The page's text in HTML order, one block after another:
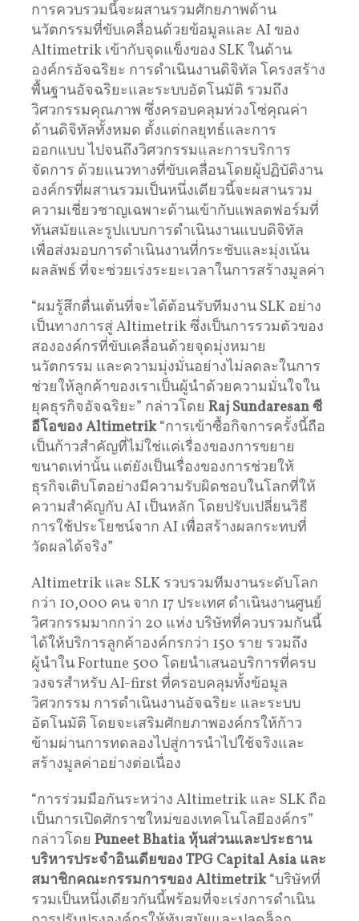
การควบรวมนี้จะผสานรวมศักยภาพด้าน
นวัตกรรมที่ขับเคลื่อนด้วยข้อมูลและ AI ของ
Altimetrik เข้ากับจุดแข็งของ SLK ในด้าน
องค์กรอัจฉริยะ การดำเนินงานดิจิทัล โครงสร้าง
พื้นฐานอัจฉริยะและระบบอัตโนมัติ รวมถึง
วิศวกรรมคุณภาพ ซึ่งครอบคลุมห่วงโซ่คุณค่า
ด้านดิจิทัลทั้งหมด ตั้งแต่กลยุทธ์และการ
ออกแบบ ไปจนถึงวิศวกรรมและการบริการ
จัดการ ด้วยแนวทางที่ขับเคลื่อนโดยผู้ปฏิบัติงาน
องค์กรที่ผสานรวมเป็นหนึ่งเดียวนี้จะผสานรวม
ความเชี่ยวชาญเฉพาะด้านเข้ากับแพลตฟอร์มที่
ทันสมัยและรูปแบบการดำเนินงานแบบดิจิทัล
เพื่อส่งมอบการดำเนินงานที่กระชับและมุ่งเน้น
ผลลัพธ์ ที่จะช่วยเร่งระยะเวลาในการสร้างมูลค่า
“ผมรู้สึกตื่นเต้นที่จะได้ต้อนรับทีมงาน SLK อย่าง
เป็นทางการสู่ Altimetrik ซึ่งเป็นการรวมตัวของ
สององค์กรที่ขับเคลื่อนด้วยจุดมุ่งหมาย
นวัตกรรม และความมุ่งมั่นอย่างไม่ลดละในการ
ช่วยให้ลูกค้าของเราเป็นผู้นำด้วยความมั่นใจใน
ยุคธุรกิจอัจฉริยะ” กล่าวโดย Raj Sundaresanซี
อีโอของAltimetrik“การเข้าซื้อกิจการครั้งนี้ถือ
เป็นก้าวสำคัญที่ไม่ใช่แค่เรื่องของการขยาย
ขนาดเท่านั้น แต่ยังเป็นเรื่องของการช่วยให้
ธุรกิจเติบโตอย่างมีความรับผิดชอบในโลกที่ให้
ความสำคัญกับ AI เป็นหลัก โดยปรับเปลี่ยนวิธี
การใช้ประโยชน์จาก AI เพื่อสร้างผลกระทบที่
วัดผลได้จริง”
Altimetrik และ SLK รวบรวมทีมงานระดับโลก
กว่า 10,000 คน จาก 17 ประเทศ ดำเนินงานศูนย์
วิศวกรรมมากกว่า 20 แห่ง บริษัทที่ควบรวมกันนี้
ได้ให้บริการลูกค้าองค์กรกว่า 150 ราย รวมถึง
ผู้นำใน Fortune 500 โดยนำเสนอบริการที่ครบ
วงจรสำหรับ AI-first ที่ครอบคลุมทั้งข้อมูล
วิศวกรรม การดำเนินงานอัจฉริยะ และระบบ
อัตโนมัติ โดยจะเสริมศักยภาพองค์กรให้ก้าว
ข้ามผ่านการทดลองไปสู่การนำไปใช้จริงและ
สร้างมูลค่าอย่างต่อเนื่อง
“การร่วมมือกันระหว่าง Altimetrik และ SLK ถือ
เป็นการเปิดศักราชใหม่ของเทคโนโลยีองค์กร”
กล่าวโดย Puneet Bhatia หุ้นส่วนและประธาน
บริหารประจำอินเดียของTPG Capital Asia และ
สมาชิกคณะกรรมการของAltimetrik“บริษัทที่
รวมเป็นหนึ่งเดียวกันนี้พร้อมที่จะเร่งการดำเนิน